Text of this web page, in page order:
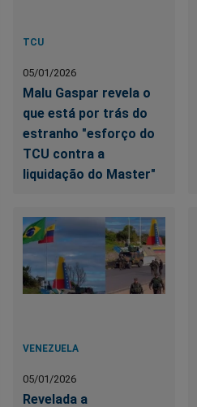
TCU
05/01/2026
Malu Gaspar revela o
que está por trás do
estranho "esforço do
TCU contra a
liquidação do Master"
VENEZUELA
05/01/2026
Revelada a